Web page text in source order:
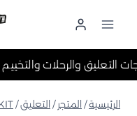
التعليق والرحلات
الرئيسية/ المتجر / التعليق/